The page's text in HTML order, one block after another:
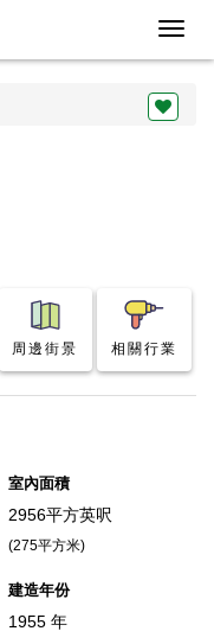
周邊街景 相關行業
室內面積
2956平方英呎
(275平方米)
建造年份
1955 年